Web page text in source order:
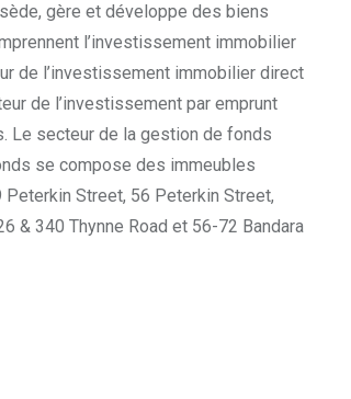
gère et développe des biens
l’investissement immobilier
de l’investissement immobilier direct
de l’investissement par emprunt
Le secteur de la gestion de fonds
se compose des immeubles
Street, 56 Peterkin Street,
& 340 Thynne Road et 56-72 Bandara